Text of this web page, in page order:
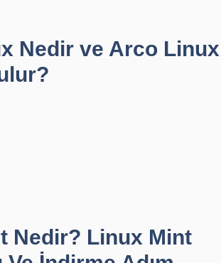
Nedir ve Arco Linux
Nedir? Linux Mint